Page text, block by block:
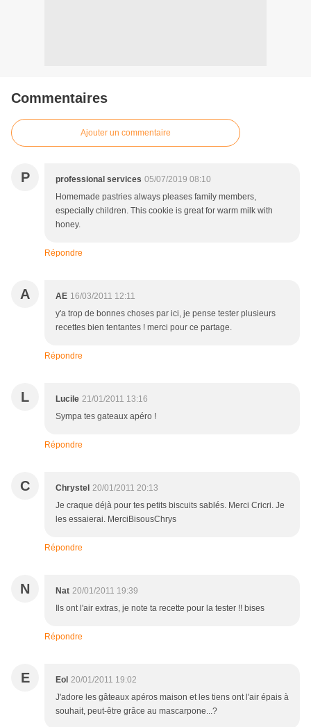
Commentaires
Ajouter un commentaire
P professional services 05/07/2019 08:10
Homemade pastries always pleases family members,
especially children. This cookie is great for warm milk with
honey.
Répondre
A AE 16/03/2011 12:11
y'a trop de bonnes choses par ici, je pense tester plusieurs
recettes bien tentantes ! merci pour ce partage.
Répondre
L Lucile 21/01/2011 13:16
Sympa tes gateaux apéro !
Répondre
C Chrystel 20/01/2011 20:13
Je craque déjà pour tes petits biscuits sablés. Merci Cricri. Je
les essaierai. MerciBisousChrys
Répondre
N Nat 20/01/2011 19:39
Ils ont l'air extras, je note ta recette pour la tester !! bises
Répondre
E Eol 20/01/2011 19:02
J'adore les gâteaux apéros maison et les tiens ont l'air épais à
souhait, peut-être grâce au mascarpone...?